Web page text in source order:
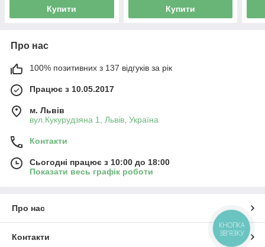
Купити Купити
Про нас
100% позитивних з 137 відгуків за рік
Працює з 10.05.2017
м. Львів
вул.Кукурудзяна 1, Львів, Україна
Контакти
Сьогодні працює з 10:00 до 18:00
Показати весь графік роботи
Про нас
Контакти
КНОПКА
ЗВ'ЯЗКУ